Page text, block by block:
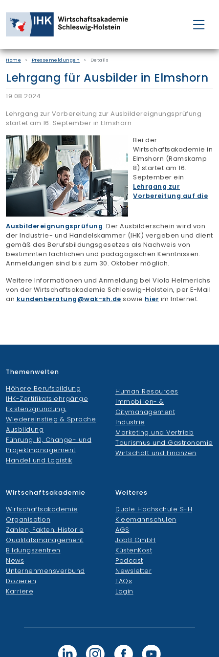
FÜR EINZELPERSONEN
FÜR UNTERNEHMEN
PROJEKTE
WAKADEMIE
NEWS
ÜBER UNS
Finden Sie Ihre Weiterbildung
SUCHEN
Home Pressemeldungen Details
Lehrgang für Ausbilder in Elmshorn
19.08.2024
Lehrgang zur Vorbereitung zur Ausbildereignungsprüfung
startet am 16. September in Elmshorn
Bei der
Wirtschaftsakademie in
Elmshorn (Ramskamp
8) startet am 16.
September ein
Lehrgang zur
Vorbereitung auf die
Ausbildereignungsprüfung. Der Ausbilderschein wird von
der Industrie- und Handelskammer (IHK) vergeben und dient
gemäß des Berufsbildungsgesetzes als Nachweis von
bestimmten fachlichen und pädagogischen Kenntnissen.
Anmeldungen sind bis zum 30. Oktober möglich.
Weitere Informationen und Anmeldung bei Viola Helmerichs
von der Wirtschaftsakademie Schleswig-Holstein, per E-Mail
an kundenberatung wak-sh.de sowie hier im Internet.
Themenwelten
Höhere Berufsbildung
IHK-Zertifikatslehrgänge
Existenzgründung,
Wiedereinstieg & Sprache
Ausbildung
Führung, KI, Change- und
Projektmanagement
Handel und Logistik
Human Resources
Immobilien- &
Citymanagement
Industrie
Marketing und Vertrieb
Tourismus und Gastronomie
Wirtschaft und Finanzen
Wirtschaftsakademie
Wirtschaftsakademie
Organisation
Zahlen, Fakten, Historie
Qualitätsmanagement
Bildungszentren
News
Unternehmensverbund
Dozieren
Karriere
Weiteres
Duale Hochschule S-H
Kleemannschulen
AGS
JobB GmbH
KüstenKost
Podcast
Newsletter
FAQs
Login